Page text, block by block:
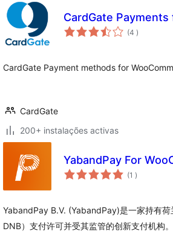
CardGate
(4 )
CardGate Payment methods for
CardGate
200+ instalações activas
YabandPay For
(1 )
YabandPay B.V. (YabandPay)是一家持有
DNB）支付许可并受其监管的创新支付机构